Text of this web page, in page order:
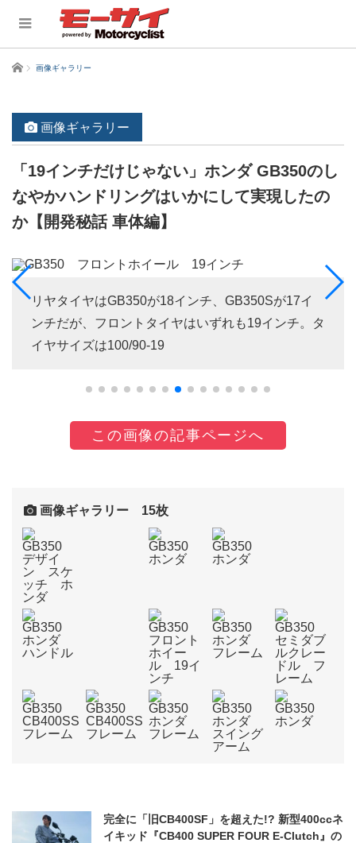
ホーム 画像ギャラリー
画像ギャラリー
「19インチだけじゃない」ホンダ GB350のし
なやかハンドリングはいかにして実現したの
か【開発秘話 車体編】
リヤタイヤはGB350が18インチ、GB350Sが17イ
ンチだが、フロントタイヤはいずれも19インチ。タ
イヤサイズは100/90-19
この画像の記事ページへ
画像ギャラリー 15枚
完全に「旧CB400SF」を超えた!? 新型400ccネ
イキッド『CB400 SUPER FOUR E-Clutch』の